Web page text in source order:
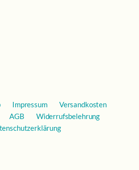
Impressum
Versandkosten
AGB
Widerrufsbelehrung